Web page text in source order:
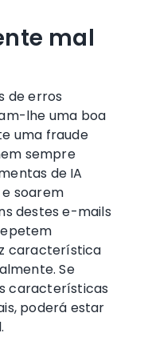
mal
de erros
lhe uma boa
uma fraude
sempre
de IA
soarem
destes e-mails
característica
Se
características
poderá estar